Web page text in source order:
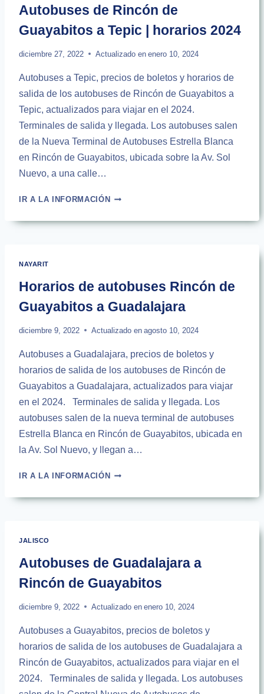
DE
Autobuses de Rincón de
Guayabitos a Tepic | horarios 2024
diciembre 27, 2022 Actualizado en enero 10, 2024
Autobuses a Tepic, precios de boletos y horarios de
salida de los autobuses de Rincón de Guayabitos a
Tepic, actualizados para viajar en el 2024.
Terminales de salida y llegada. Los autobuses salen
de la Nueva Terminal de Autobuses Estrella Blanca
en Rincón de Guayabitos, ubicada sobre la Av. Sol
Nuevo, a una calle…
IR A LA INFORMACIÓNAUTOBUSES
RINCÓN
|
2024
NAYARIT
Horarios de autobuses Rincón de
Guayabitos a Guadalajara
diciembre 9, 2022 Actualizado en agosto 10, 2024
Autobuses a Guadalajara, precios de boletos y
horarios de salida de los autobuses de Rincón de
Guayabitos a Guadalajara, actualizados para viajar
en el 2024. Terminales de salida y llegada. Los
autobuses salen de la nueva terminal de autobuses
Estrella Blanca en Rincón de Guayabitos, ubicada en
la Av. Sol Nuevo, y llegan a…
IR A LA INFORMACIÓNHORARIOS
AUTOBUSES
GUADALAJARA
JALISCO
Autobuses de Guadalajara a
Rincón de Guayabitos
diciembre 9, 2022 Actualizado en enero 10, 2024
Autobuses a Guayabitos, precios de boletos y
horarios de salida de los autobuses de Guadalajara a
Rincón de Guayabitos, actualizados para viajar en el
2024. Terminales de salida y llegada. Los autobuses